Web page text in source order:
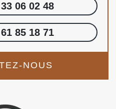
06 02 48
85 18 71
NOUS